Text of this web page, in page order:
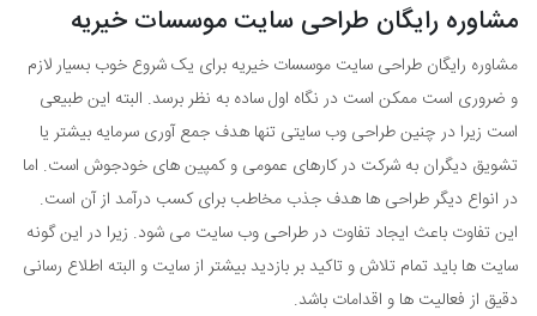
مشاوره رایگان طراحی سایت موسسات خیریه
مشاوره رایگان طراحی سایت موسسات خیریه برای یک شروع خوب بسیار لازم
و ضروری است ممکن است در نگاه اول ساده به نظر برسد. البته این طبیعی
است زیرا در چنین طراحی وب سایتی تنها هدف جمع آوری سرمایه بیشتر یا
تشویق دیگران به شرکت در کارهای عمومی و کمپین های خودجوش است. اما
در انواع دیگر طراحی ها هدف جذب مخاطب برای کسب درآمد از آن است.
این تفاوت باعث ایجاد تفاوت در طراحی وب سایت می شود. زیرا در این گونه
سایت ها باید تمام تلاش و تاکید بر بازدید بیشتر از سایت و البته اطلاع رسانی
دقیق از فعالیت ها و اقدامات باشد.